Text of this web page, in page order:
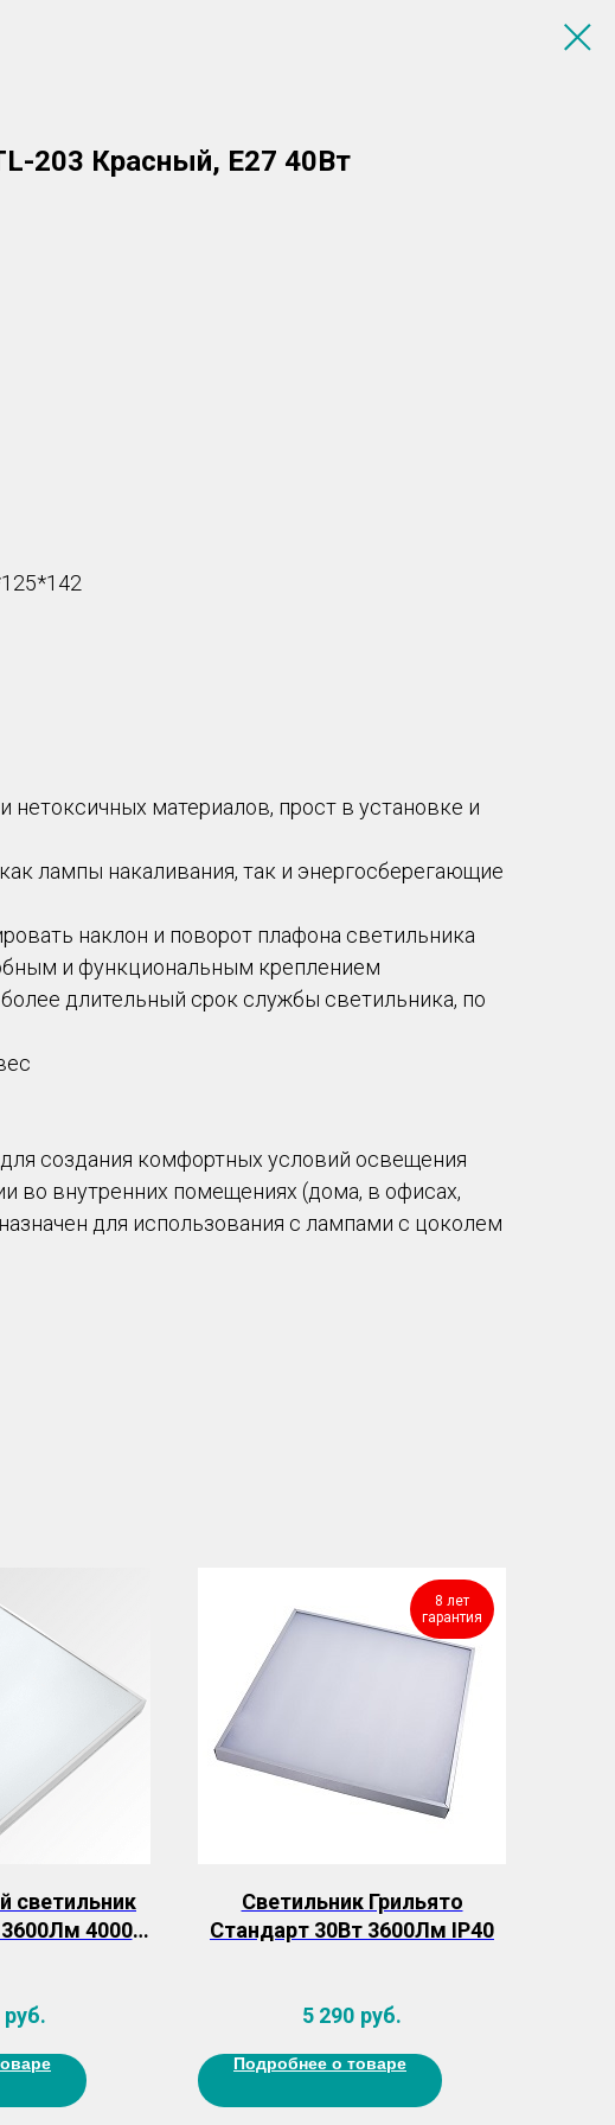
203 Красный, E27 40Вт
нетоксичных материалов, прост в установке и
лампы накаливания, так и энергосберегающие
наклон и поворот плафона светильника
и функциональным креплением
длительный срок службы светильника, по
создания комфортных условий освещения
во внутренних помещениях (дома, в офисах,
для использования с лампами с цоколем
светильник
4000K
руб.
8 лет
гарантия
Светильник Грильято
Стандарт 30Вт 3600Лм IP40
5 290 руб.
Подробнее о товаре